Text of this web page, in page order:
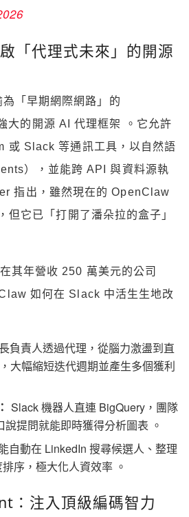
「代理式未來」的開源
「早期網際網路」的
大的開源 AI 代理框架 。它允許
或 Slack 等通訊工具，以自然語
），並能跨 API 與資料源執
指出，雖然現在的 OpenClaw
但它已「打開了潘朵拉的盒子」
其年營收 250 萬美元的公司
如何在 Slack 中活生生地改
負責人透過代理，從腦力激盪到直
大幅縮短迭代週期並產生多個獲利
Slack 機器人直連 BigQuery，團隊
提問就能即時獲得分析圖表 。
自動在 LinkedIn 搜尋候選人、整理
序，極大化人資效率 。
：注入頂級編碼智力